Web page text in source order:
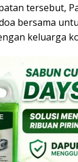
tersebut,
bersama
keluarga